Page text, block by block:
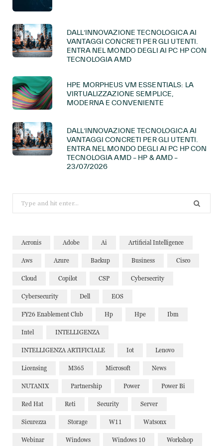
DALL’INNOVAZIONE TECNOLOGICA AI
VANTAGGI CONCRETI PER GLI UTENTI.
ENTRA NEL MONDO DEGLI AI PC HP CON
TECNOLOGIA AMD
HPE MORPHEUS VM ESSENTIALS: LA
VIRTUALIZZAZIONE SEMPLICE,
MODERNA E CONVENIENTE
DALL’INNOVAZIONE TECNOLOGICA AI
VANTAGGI CONCRETI PER GLI UTENTI.
ENTRA NEL MONDO DEGLI AI PC HP CON
TECNOLOGIA AMD – HP & AMD –
23/07/2026
for:
Acronis Adobe Ai Artificial Intelligence
Aws Azure Backup Business Cisco
Cloud Copilot CSP Cybersecrity
Cybersecurity Dell EOS
FY26 Enablement Club Hp Hpe Ibm
Intel INTELLIGENZA
INTELLIGENZA ARTIFICIALE Iot Lenovo
Licensing M365 Microsoft News
NUTANIX Partnership Power Power Bi
Red Hat Reti Security Server
Sicurezza Storage W11 Watsonx
Webinar Windows Windows 10 Workshop